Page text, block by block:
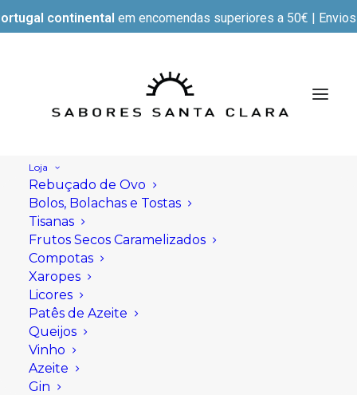
continental em encomendas superiores a 50€ |
Loja
Rebuçado de Ovo
Bolos, Bolachas e Tostas
Tisanas
Frutos Secos Caramelizados
Compotas
Xaropes
Licores
Patês de Azeite
Queijos
Vinho
Azeite
Gin